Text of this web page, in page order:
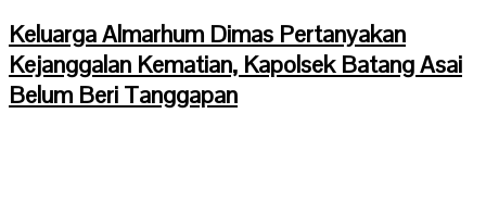
Keluarga Almarhum Dimas Pertanyakan
Kejanggalan Kematian, Kapolsek Batang Asai
Belum Beri Tanggapan